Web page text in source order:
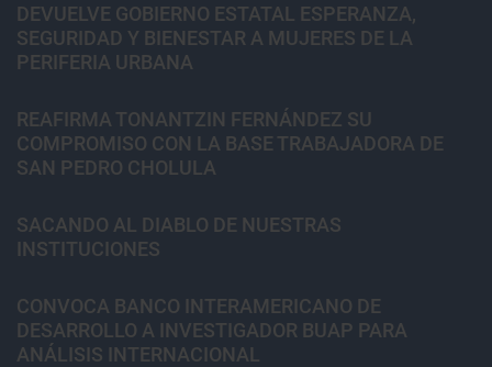
DEVUELVE GOBIERNO ESTATAL ESPERANZA,
SEGURIDAD Y BIENESTAR A MUJERES DE LA
PERIFERIA URBANA
REAFIRMA TONANTZIN FERNÁNDEZ SU
COMPROMISO CON LA BASE TRABAJADORA DE
SAN PEDRO CHOLULA
SACANDO AL DIABLO DE NUESTRAS
INSTITUCIONES
CONVOCA BANCO INTERAMERICANO DE
DESARROLLO A INVESTIGADOR BUAP PARA
ANÁLISIS INTERNACIONAL